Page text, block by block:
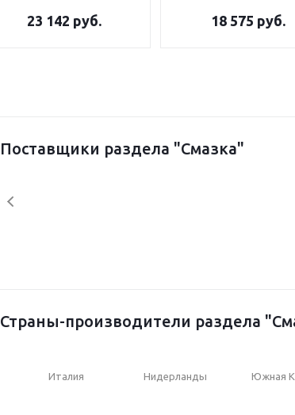
23 142 руб. 18 575 руб.
Поставщики раздела "Смазка"
Страны-производители раздела
Италия Нидерланды Южная